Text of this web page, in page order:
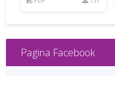
Pagina Facebook